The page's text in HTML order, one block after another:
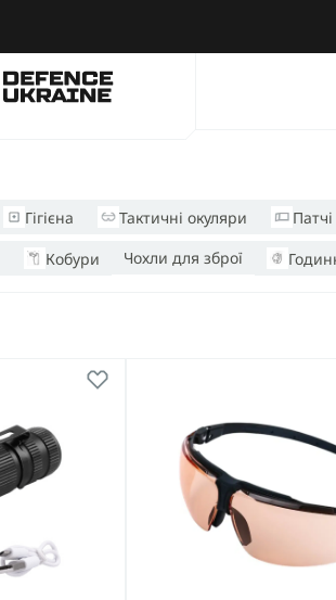
Гігієна Тактичні окуляри
Кобури Чохли для зброї